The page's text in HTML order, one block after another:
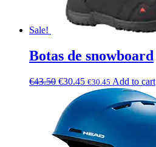
Sale!
Botas de snowboard
€43.50 €30.45 €30.45 Add to cart